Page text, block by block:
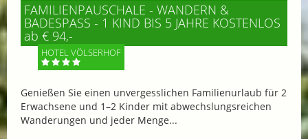
FAMILIENPAUSCHALE - WANDERN &
BADESPASS - 1 KIND BIS 5 JAHRE KOSTENLOS
ab € 94,-
HOTEL VÖLSERHOF
Genießen Sie einen unvergesslichen Familienurlaub für 2
Erwachsene und 1–2 Kinder mit abwechslungsreichen
Wanderungen und jeder Menge...